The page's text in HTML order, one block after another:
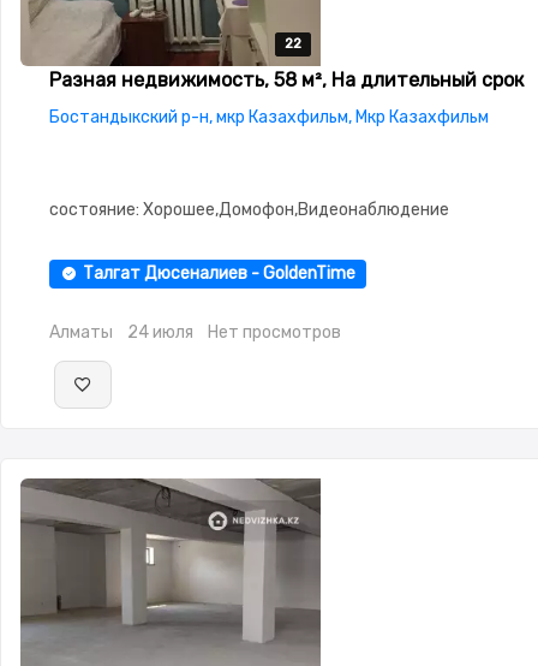
22
22
22
22
22
Разная недвижимость, 58 м², На длительный срок
Бостандыкский р-н, мкр Казахфильм, Мкр Казахфильм
состояние: Хорошее,Домофон,Видеонаблюдение
Талгат Дюсеналиев - GoldenTime
Алматы 24 июля Нет просмотров